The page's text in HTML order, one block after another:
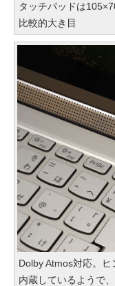
タッチパッドは
比較的大き目
Dolby Atmos対応。
内蔵しているようで